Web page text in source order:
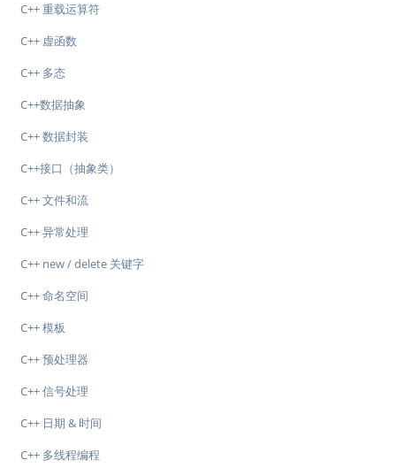
C++ 重载运算符
C++ 虚函数
C++ 多态
C++数据抽象
C++ 数据封装
C++接口（抽象类）
C++ 文件和流
C++ 异常处理
C++ new / delete 关键字
C++ 命名空间
C++ 模板
C++ 预处理器
C++ 信号处理
C++ 日期 & 时间
C++ 多线程编程